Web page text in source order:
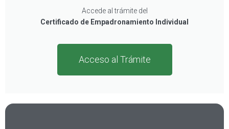
Accede al trámite del
Certificado de Empadronamiento Individual
Acceso al Trámite